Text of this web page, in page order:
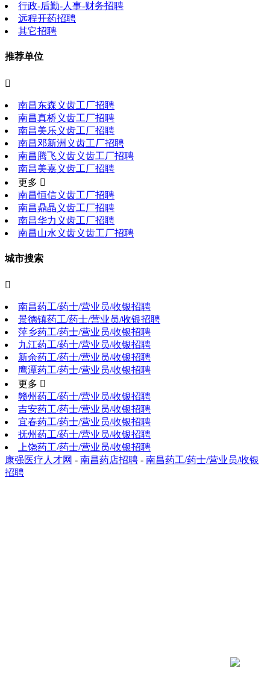
行政-后勤-人事-财务招聘
远程开药招聘
其它招聘
推荐单位

南昌东森义齿工厂招聘
南昌真桥义齿工厂招聘
南昌美乐义齿工厂招聘
南昌邓新洲义齿工厂招聘
南昌腾飞义齿义齿工厂招聘
南昌美嘉义齿工厂招聘
更多 
南昌恒信义齿工厂招聘
南昌鼎晶义齿工厂招聘
南昌华力义齿工厂招聘
南昌山水义齿义齿工厂招聘
城市搜索

南昌药工/药士/营业员/收银招聘
景德镇药工/药士/营业员/收银招聘
萍乡药工/药士/营业员/收银招聘
九江药工/药士/营业员/收银招聘
新余药工/药士/营业员/收银招聘
鹰潭药工/药士/营业员/收银招聘
更多 
赣州药工/药士/营业员/收银招聘
吉安药工/药士/营业员/收银招聘
宜春药工/药士/营业员/收银招聘
抚州药工/药士/营业员/收银招聘
上饶药工/药士/营业员/收银招聘
康强医疗人才网 - 南昌药店招聘 - 南昌药工/药士/营业员/收银
招聘